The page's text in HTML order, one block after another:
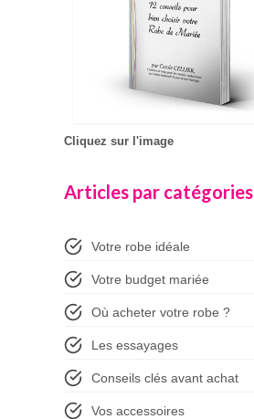
Cliquez sur l'image
Articles par catégories
Votre robe idéale
Votre budget mariée
Où acheter votre robe ?
Les essayages
Conseils clés avant achat
Vos accessoires